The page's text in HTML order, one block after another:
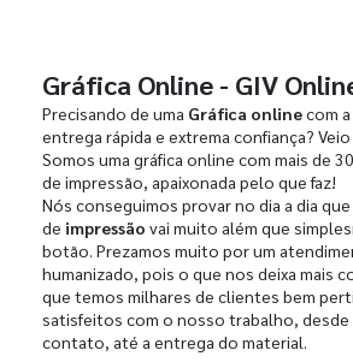
Gráfica Online - GIV
Precisando de uma Gráfica onlinecom
entrega rápida e extrema confiança?
Somos uma gráfica online com mais de
de impressão, apaixonada pelo que faz!
Nós conseguimos provar no dia a dia
de impressão vai muito além que
botão. Prezamos muito por um
humanizado, pois o que nos deixa mais
que temos milhares de clientes bem
satisfeitos com o nosso trabalho, desde
contato, até a entrega do material.